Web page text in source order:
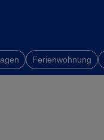
Ferienwohnung